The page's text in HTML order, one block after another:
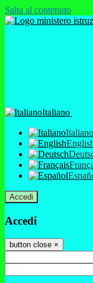
Salta al contenuto
Italiano
Italiano
Accedi
Accedi
button close ×